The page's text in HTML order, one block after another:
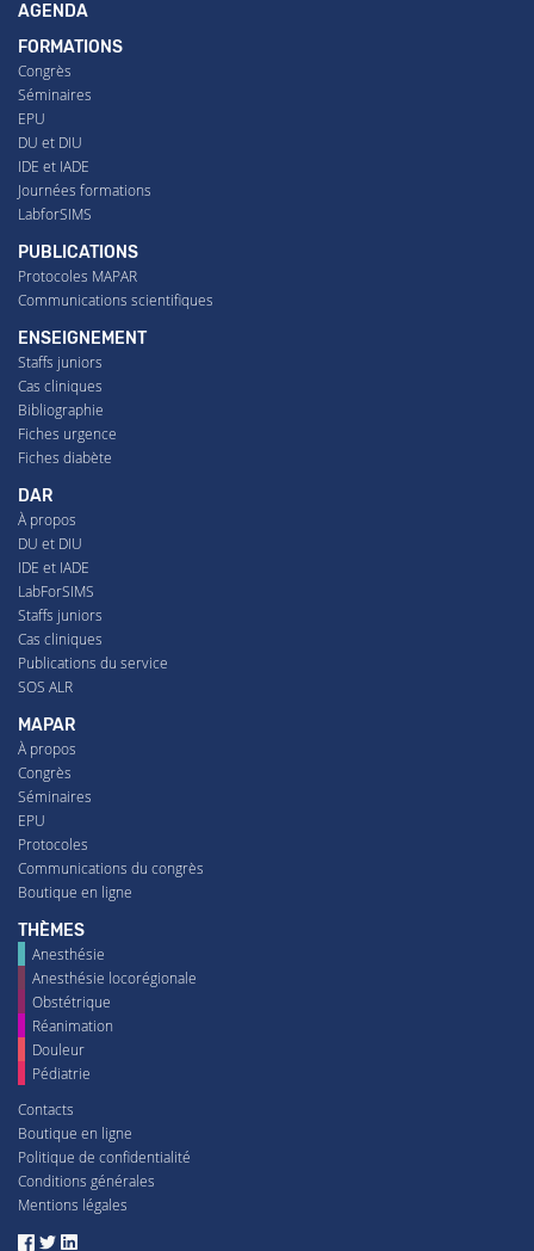
AGENDA
FORMATIONS
Congrès
Séminaires
EPU
DU et DIU
IDE et IADE
Journées formations
LabforSIMS
PUBLICATIONS
Protocoles MAPAR
Communications scientifiques
ENSEIGNEMENT
Staffs juniors
Cas cliniques
Bibliographie
Fiches urgence
Fiches diabète
DAR
À propos
DU et DIU
IDE et IADE
LabForSIMS
Staffs juniors
Cas cliniques
Publications du service
SOS ALR
MAPAR
À propos
Congrès
Séminaires
EPU
Protocoles
Communications du congrès
Boutique en ligne
THÈMES
Anesthésie
Anesthésie locorégionale
Obstétrique
Réanimation
Douleur
Pédiatrie
Contacts
Boutique en ligne
Politique de confidentialité
Conditions générales
Mentions légales